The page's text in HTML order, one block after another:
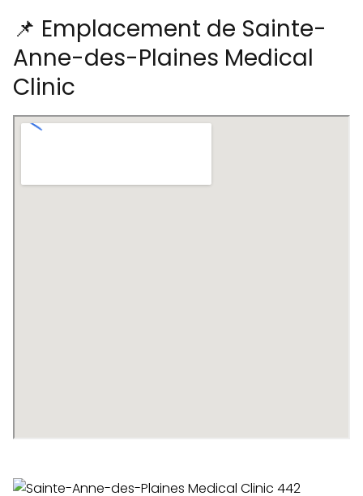
📌 Emplacement de Sainte-
Anne-des-Plaines Medical
Clinic